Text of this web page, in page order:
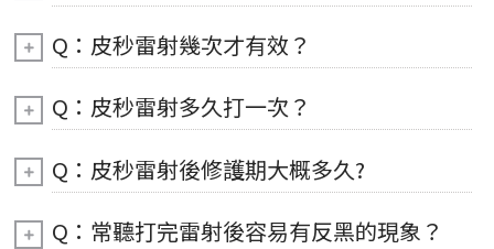
Q：皮秒雷射幾次才有效？
Q：皮秒雷射多久打一次？
Q：皮秒雷射後修護期大概多久?
Q：常聽打完雷射後容易有反黑的現象？